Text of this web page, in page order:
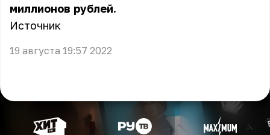
миллионов рублей.
Источник
19 августа 19:57 2022